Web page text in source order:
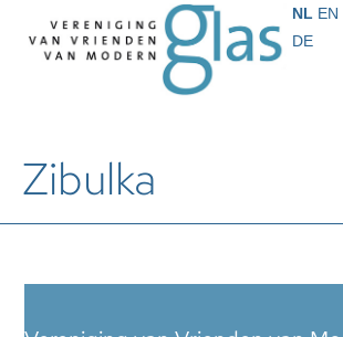
NL EN
DE
Zibulka